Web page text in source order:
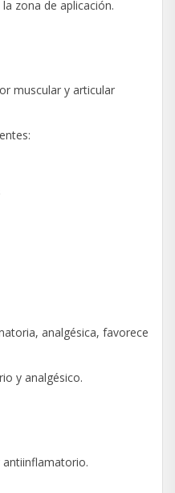
zona de aplicación.
muscular y articular
analgésica, favorece
y analgésico.
antiinflamatorio.